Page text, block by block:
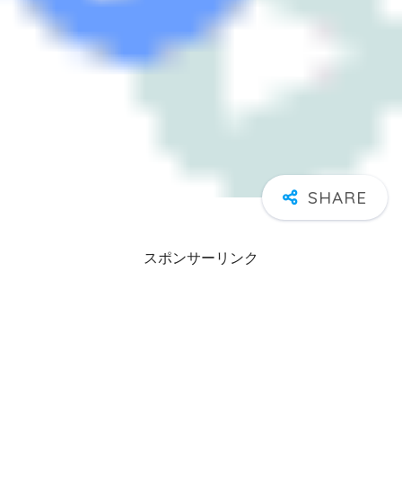
スポンサーリンク